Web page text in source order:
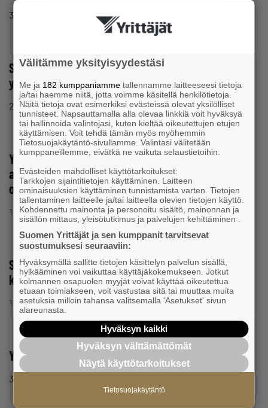
30.8.2007 klo 12:54 Tiedote
SY:n hallitus: Dieselverotuksen korotus huonoa
ympäristöpolitiikkaa
28.8.2007 klo 12:44 Tiedote
Yritysten sukupolvenvaihdosten verovapauden
ajankohta jäi auki – budjettiesityksen yleislinja silti
oikea
1.8.2007 klo 14:29 Tiedote
SY:n neuvontapalvelun linjat käyvät kuumina
kesälläkin
12.7.2007 klo 09:30 Tiedote
Yrittäjä lomailee kaksi viikkoa
3.7.2007 klo 08:37
Välitämme yksityisyydestäsi
Me ja 182 kumppaniamme tallennamme laitteeseesi tietoja
ja/tai haemme niitä, jotta voimme käsitellä henkilötietoja.
Näitä tietoja ovat esimerkiksi evästeissä olevat yksilölliset
tunnisteet. Napsauttamalla alla olevaa linkkiä voit hyväksyä
tai hallinnoida valintojasi, kuten kieltää oikeutettujen etujen
käyttämisen. Voit tehdä tämän myös myöhemmin
Tietosuojakäytäntö-sivullamme. Valintasi välitetään
kumppaneillemme, eivätkä ne vaikuta selaustietoihin.
Evästeiden mahdolliset käyttötarkoitukset:
Tarkkojen sijaintitietojen käyttäminen. Laitteen
ominaisuuksien käyttäminen tunnistamista varten. Tietojen
tallentaminen laitteelle ja/tai laitteella olevien tietojen käyttö.
Kohdennettu mainonta ja personoitu sisältö, mainonnan ja
sisällön mittaus, yleisötutkimus ja palvelujen kehittäminen .
Suomen Yrittäjät ja sen kumppanit tarvitsevat
suostumuksesi seuraaviin:
Hyväksymällä sallitte tietojen käsittelyn palvelun sisällä,
hylkääminen voi vaikuttaa käyttäjäkokemukseen. Jotkut
kolmannen osapuolen myyjät voivat käyttää oikeutettua
etuaan toimiakseen, voit vastustaa sitä tai muuttaa muita
asetuksia milloin tahansa valitsemalla 'Asetukset' sivun
alareunasta.
Hyväksyn kaikki
Hyväksyn välttämättömät
Näytä käyttötarkoitukset
Tietosuojakäytäntö